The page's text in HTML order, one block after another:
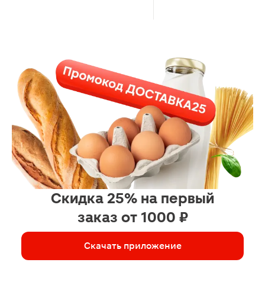
Скидка 25% на первый
заказ от 1000 ₽
Скачать приложение